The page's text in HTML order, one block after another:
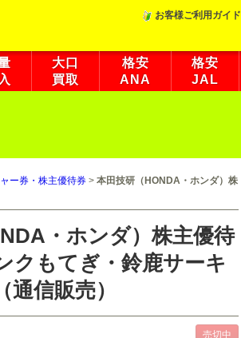
お客様ご利用ガイド
大口
買取
格安
ANA
格安
JAL
ー券・株主優待券 > 本田技研（HONDA・ホンダ）株
・ホンダ）株主優待
クもてぎ・鈴鹿サーキ
通信販売）